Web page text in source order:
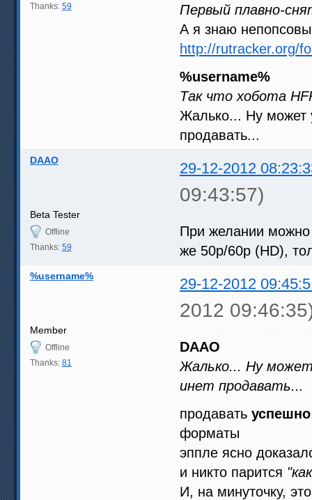
Thanks: 59
Первый плавно-
А я знаю
http://rutracker.org/
%username%
Так что хобота
Жалько... Ну может
продавать...
DAAO 29-12-2012
09:43:57)
Beta Tester
Offline
Thanks: 59
При желании можно
же 50p/60р (HD),
%username% 29-12-2012
2012
Member
Offline
Thanks: 81
DAAO
Жалько... Ну
инет продавать...
продавать успешно
форматы
эппле ясно
и никто парится
И, на минуточку,